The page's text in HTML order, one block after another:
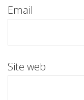
Email
Site web